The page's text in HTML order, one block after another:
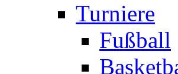
Turniere
Fußball